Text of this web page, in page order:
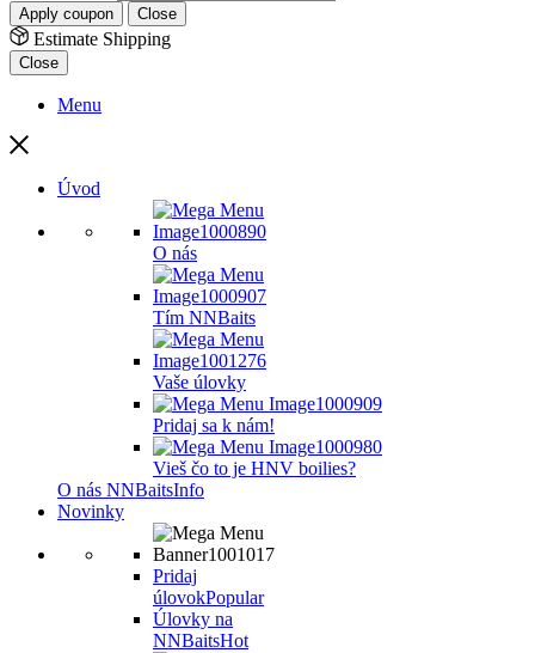
Apply coupon Close
Estimate Shipping
Close
Menu
Úvod
O nás
Tím NNBaits
Vaše úlovky
Pridaj sa k nám!
Vieš čo to je HNV boilies?
O nás NNBaitsInfo
Novinky
Pridaj
úlovokPopular
Úlovky na
NNBaitsHot